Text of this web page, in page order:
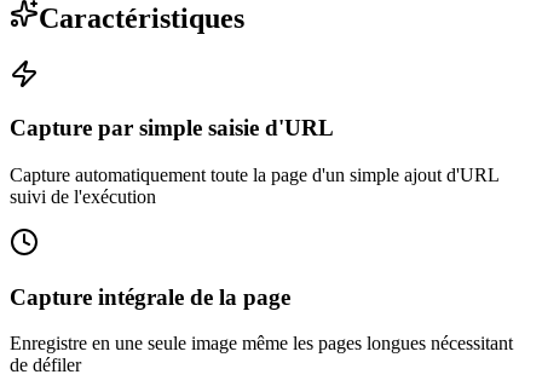
Caractéristiques
Capture par simple saisie d'URL
Capture automatiquement toute la page d'un simple ajout d'URL
suivi de l'exécution
Capture intégrale de la page
Enregistre en une seule image même les pages longues nécessitant
de défiler